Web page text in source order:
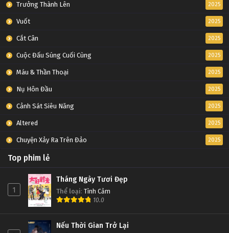
Trưởng Thành Lên 2025
Vuốt 2025
Cắt Cân 2025
Cuộc Đấu Súng Cuối Cùng 2025
Máu & Thần Thoại 2025
Nụ Hôn Đầu 2025
Cảnh Sát Siêu Năng 2025
Altered 2025
Chuyện Xảy Ra Trên Đảo 2025
Top phim lẻ
1
Tháng Ngày Tươi Đẹp
Thể loại: Tình Cảm
10.0
Nếu Thời Gian Trở Lại